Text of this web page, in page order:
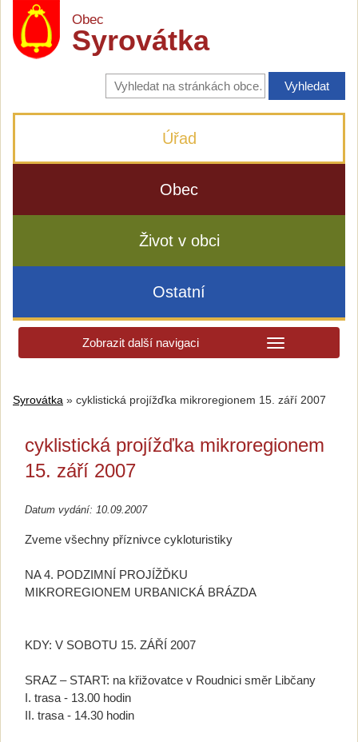
Obec
Syrovátka
Vyhledávání
na
stránkách
Úřad
Obec
Život v obci
Ostatní
Zobrazit další navigaci
Syrovátka » cyklistická projížďka mikroregionem 15. září 2007
cyklistická projížďka mikroregionem
15. září 2007
Datum vydání: 10.09.2007
Zveme všechny příznivce cykloturistiky
NA 4. PODZIMNÍ PROJÍŽĎKU
MIKROREGIONEM URBANICKÁ BRÁZDA
KDY: V SOBOTU 15. ZÁŘÍ 2007
SRAZ – START: na křižovatce v Roudnici směr Libčany
I. trasa - 13.00 hodin
II. trasa - 14.30 hodin